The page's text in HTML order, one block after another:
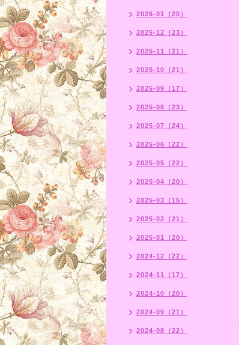
2026-01（20）
2025-12（23）
2025-11（21）
2025-10（21）
2025-09（17）
2025-08（23）
2025-07（24）
2025-06（22）
2025-05（22）
2025-04（20）
2025-03（15）
2025-02（21）
2025-01（20）
2024-12（22）
2024-11（17）
2024-10（20）
2024-09（21）
2024-08（22）